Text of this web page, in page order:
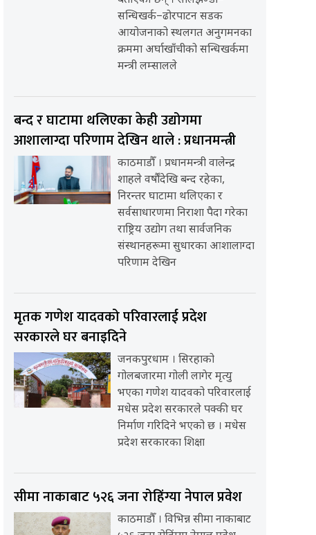
सन्धिखर्क–ढोरपाटन सडक
आयोजनाको स्थलगत अनुगमनका
क्रममा अर्घाखाँचीको सन्धिखर्कमा
मन्त्री लम्सालले
बन्द र घाटामा थलिएका केही उद्योगमा
आशालाग्दा परिणाम देखिन थाले : प्रधानमन्त्री
काठमाडौँ । प्रधानमन्त्री वालेन्द्र
शाहले वर्षौंदेखि बन्द रहेका,
निरन्तर घाटामा थलिएका र
सर्वसाधारणमा निराशा पैदा गरेका
राष्ट्रिय उद्योग तथा सार्वजनिक
संस्थानहरूमा सुधारका आशालाग्दा
परिणाम देखिन
मृतक गणेश यादवको परिवारलाई प्रदेश
सरकारले घर बनाइदिने
जनकपुरधाम । सिरहाको
गोलबजारमा गोली लागेर मृत्यु
भएका गणेश यादवको परिवारलाई
मधेस प्रदेश सरकारले पक्की घर
निर्माण गरिदिने भएको छ । मधेस
प्रदेश सरकारका शिक्षा
सीमा नाकाबाट ५२६ जना रोहिंग्या नेपाल प्रवेश
काठमाडौँ । विभिन्न सीमा नाकाबाट